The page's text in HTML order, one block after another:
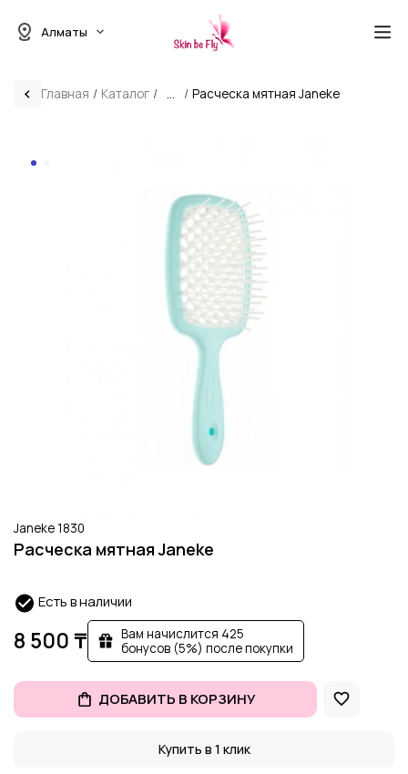
Алматы
Главная Каталог ... Расческа мятная Janeke
Janeke 1830
Расческа мятная Janeke
Есть в наличии
8 500 ₸
Вам начислится 425
бонусов (5%) после покупки
ДОБАВИТЬ В КОРЗИНУ
Купить в 1 клик